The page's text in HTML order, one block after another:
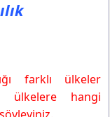
186 Cevapları
farklı ülkeler
ülkelere hangi